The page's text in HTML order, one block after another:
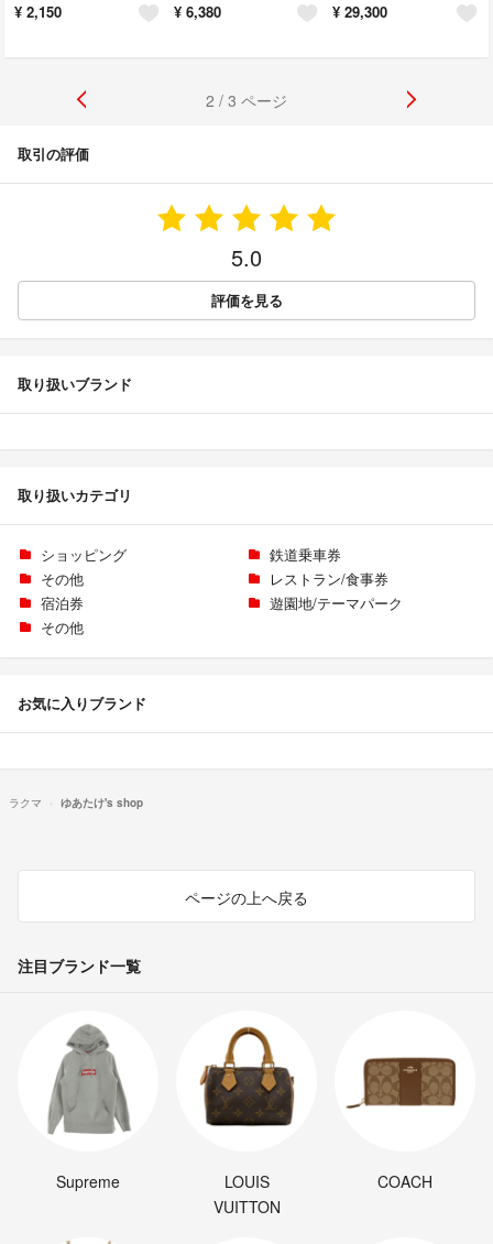
¥ 2,150 ¥ 6,380 ¥ 29,300
2 / 3 ページ
取引の評価
5.0
評価を見る
取り扱いブランド
取り扱いカテゴリ
ショッピング
鉄道乗車券
その他
レストラン/食事券
宿泊券
遊園地/テーマパーク
その他
お気に入りブランド
ラクマ ゆあたけ's shop
ページの上へ戻る
注目ブランド一覧
Supreme
LOUIS
VUITTON
COACH